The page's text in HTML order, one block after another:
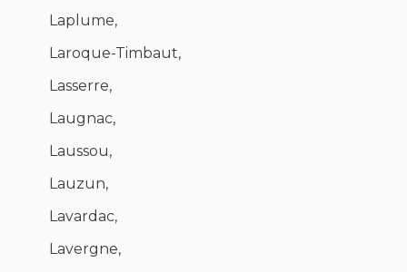
Laplume,
Laroque-Timbaut,
Lasserre,
Laugnac,
Laussou,
Lauzun,
Lavardac,
Lavergne,